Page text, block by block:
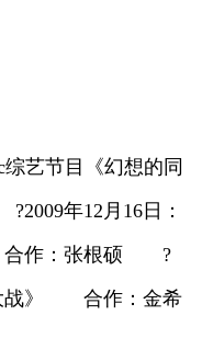
艺节目《幻想的同
年12月16日：
合作：张根硕 ?
大战》 合作：金希